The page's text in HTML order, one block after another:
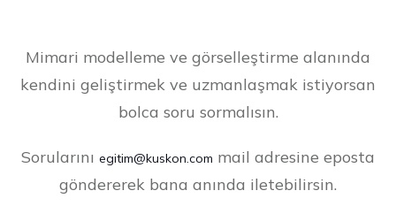
Mimari modelleme ve görselleştirme alanında
kendini geliştirmek ve uzmanlaşmak istiyorsan
bolca soru sormalısın.
Sorularını egitim@kuskon.com mail adresine eposta
göndererek bana anında iletebilirsin.